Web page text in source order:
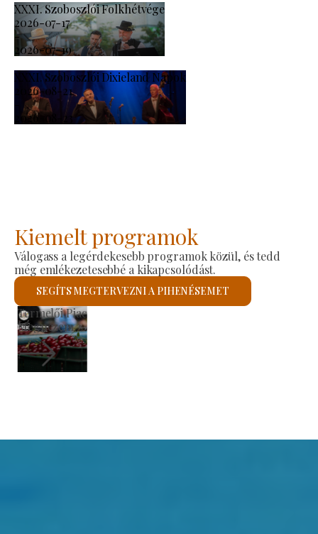
XXXI. Szoboszlói Folkhétvége
2026-07-17
-
2026-07-19
XXXI. Szoboszlói Dixieland Napok
2026-08-21
-
2026-08-23
Kiemelt programok
Válogass a legérdekesebb programok közül, és tedd
még emlékezetesebbé a kikapcsolódást.
SEGÍTS MEGTERVEZNI A PIHENÉSEMET
Szent László Római Katolikus Templom
Megnézem